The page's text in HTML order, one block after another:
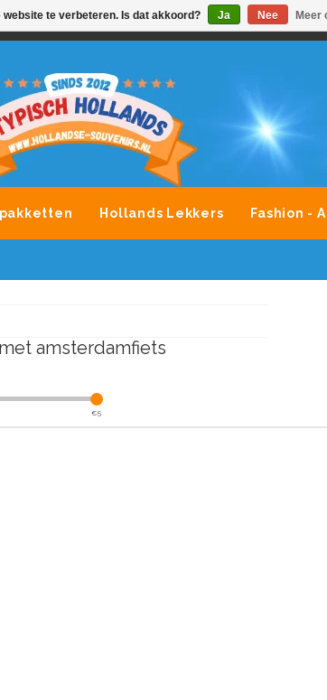
MOGELIJK ALLE MERKEN SOUVENIRS
Hollands Lekkers Fashion -
amsterdamfiets
€5
te verbeteren. Is dat akkoord? Ja Nee Meer